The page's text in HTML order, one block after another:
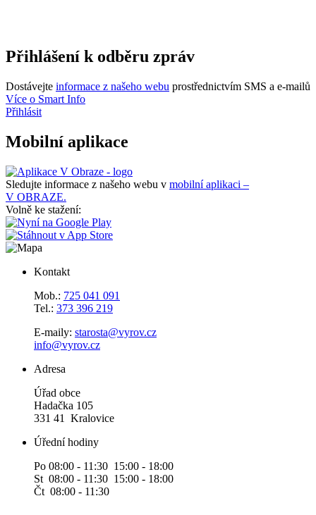
Přihlášení k odběru zpráv
Dostávejte informace z našeho webu prostřednictvím SMS a e-mailů
Více o Smart Info
Přihlásit
Mobilní aplikace
Sledujte informace z našeho webu v mobilní aplikaci –
V OBRAZE.
Volně ke stažení:
Kontakt
Mob.: 725 041 091
Tel.: 373 396 219
E-maily: starosta@vyrov.cz
info@vyrov.cz
Adresa
Úřad obce
Hadačka 105
331 41 Kralovice
Úřední hodiny
Po 08:00 - 11:30 15:00 - 18:00
St 08:00 - 11:30 15:00 - 18:00
Čt 08:00 - 11:30